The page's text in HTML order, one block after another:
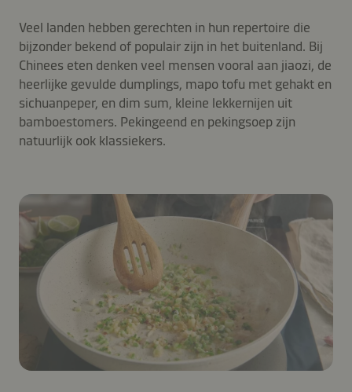
Veel landen hebben gerechten in hun repertoire die
bijzonder bekend of populair zijn in het buitenland. Bij
Chinees eten denken veel mensen vooral aan jiaozi, de
heerlijke gevulde dumplings, mapo tofu met gehakt en
sichuanpeper, en dim sum, kleine lekkernijen uit
bamboestomers. Pekingeend en pekingsoep zijn
natuurlijk ook klassiekers.